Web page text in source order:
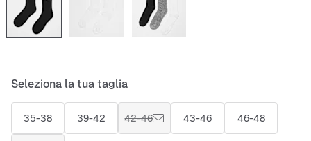
Seleziona la tua taglia
35-38 39-42 42-46 43-46 46-48